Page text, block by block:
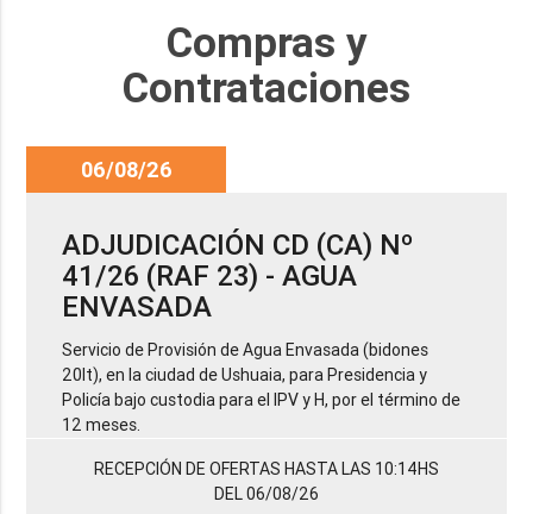
Compras y
Contrataciones
06/08/26
ADJUDICACIÓN CD (CA) Nº
41/26 (RAF 23) - AGUA
ENVASADA
Servicio de Provisión de Agua Envasada (bidones
20lt), en la ciudad de Ushuaia, para Presidencia y
Policía bajo custodia para el IPV y H, por el término de
12 meses.
RECEPCIÓN DE OFERTAS HASTA LAS 10:14HS
DEL 06/08/26